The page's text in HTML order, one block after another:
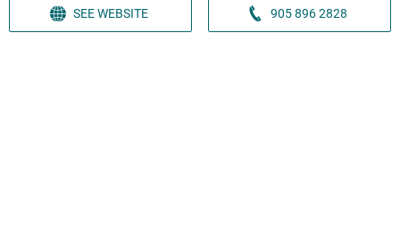
SEE WEBSITE 905 896 2828